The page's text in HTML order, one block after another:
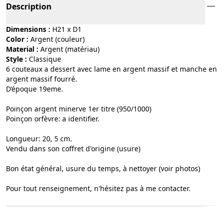
Description
Dimensions : H21 x D1
Color :
argent (couleur)
Material :
argent (matériau)
Style :
classique
6 couteaux a dessert avec lame en argent massif et manche en
argent massif fourré.
D’époque 19eme.
Poinçon argent minerve 1er titre (950/1000)
Poinçon orfèvre: a identifier.
Longueur: 20, 5 cm.
Vendu dans son coffret d'origine (usure)
Bon état général, usure du temps, à nettoyer (voir photos)
Pour tout renseignement, n'hésitez pas à me contacter.